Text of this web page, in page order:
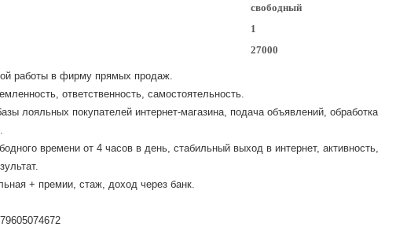
свободный
1
27000
работы в фирму прямых продаж.
ответственность, самостоятельность.
лояльных покупателей интернет-магазина, подача объявлений, обработка
времени от 4 часов в день, стабильный выход в интернет, активность,
+ премии, стаж, доход через банк.